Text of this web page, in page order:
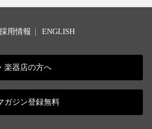
採用情報 | ENGLISH
楽器店の方へ
ガジン登録無料